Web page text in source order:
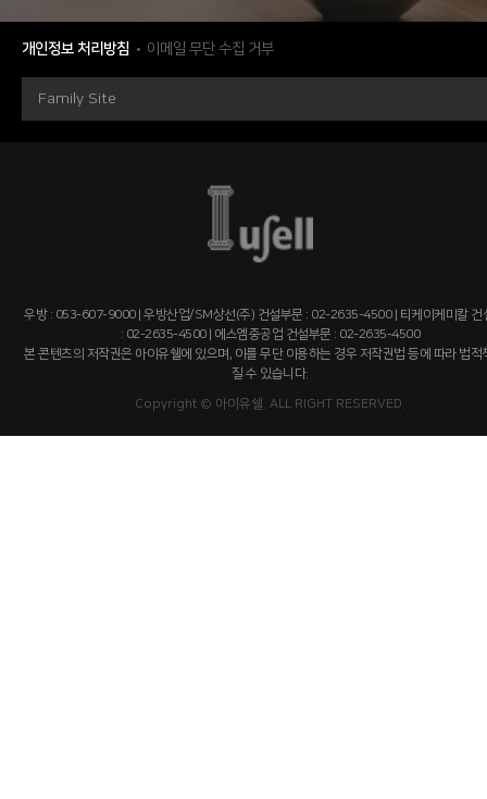
분양문의
개인정보 처리방침 이메일 무단 수집 거부
Family Site
우방 : 053-607-9000 | 우방산업/SM상선(주) 건설부문 : 02-2635-4500 | 티케이케미칼 건
: 02-2635-4500 | 에스엠중공업 건설부문 : 02-2635-4500
본 콘텐츠의 저작권은 아이유쉘에 있으며, 이를 무단 이용하는 경우 저작권법 등에 따라 법적
질 수 있습니다.
Copyright © 아이유쉘. ALL RIGHT RESERVED.